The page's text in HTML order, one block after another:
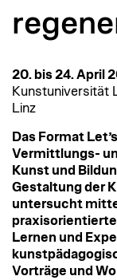
20. bis 24. April
Kunstuniversität
Linz
Das Format
Vermittlungs-
Kunst und
Gestaltung der
untersucht
Lernen und
Vorträge und